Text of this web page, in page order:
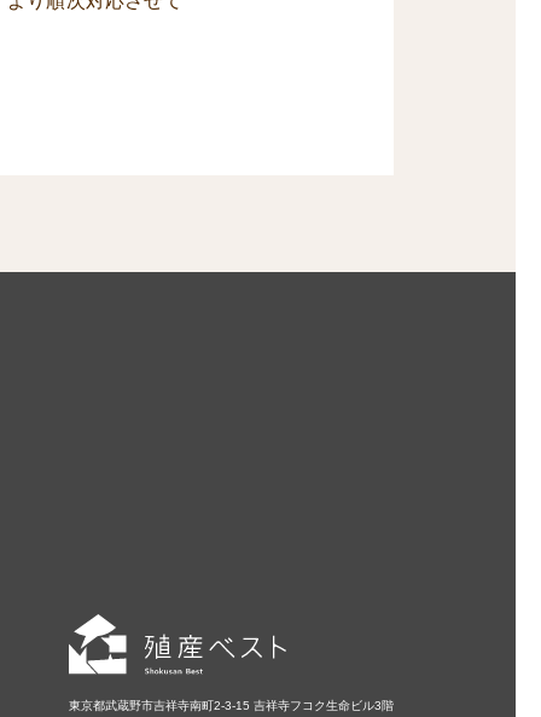
東京都武蔵野市吉祥寺南町2-3-15 吉祥寺フコク生命ビル3階